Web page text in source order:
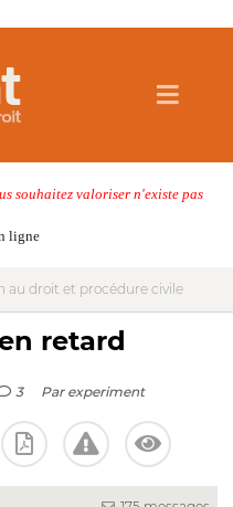
souhaitez valoriser n'existe pas
ligne
au droit et procédure civile
retard
3 Par experiment